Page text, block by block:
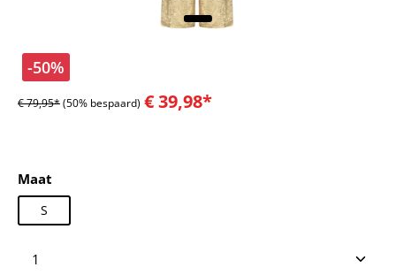
-50%
€ 79,95*(50% bespaard) € 39,98*
Selecteer
Maat
S
Producthoeveelheid: Voer de gewenste